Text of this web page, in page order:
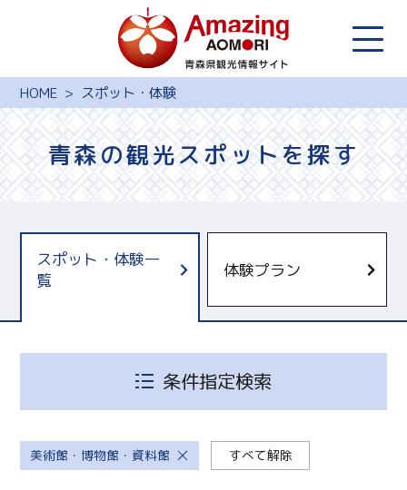
HOME スポット・体験
青森の観光スポットを探す
スポット・体験一
覧
体験プラン
条件指定検索
美術館・博物館・資料館 すべて解除